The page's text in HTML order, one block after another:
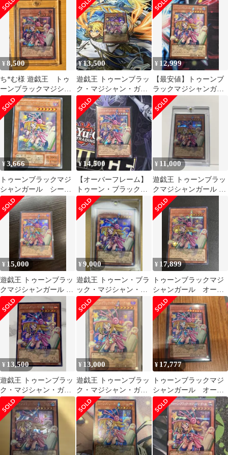
¥8,500
ち*む様 遊戯王 トゥ
ーンブラックマジシャ
ンガール オバフレ
¥13,500
遊戯王 トゥーンブラッ
ク・マジシャン・ガー
ル オーバーフレー
ム シークレット
¥ 12,999
【最安値】トゥーンブ
ラックマジシャンガー
ル オーバーフレーム
¥3,666
トゥーンブラックマジ
シャンガール シーク
レット G6-02
¥ 14,500
【オーバーフレーム】
トゥーン・ブラック・
マジシャン・ガール
¥ 11,000
遊戯王 トゥーンブラッ
クマジシャンガール オ
ーバーフレーム×1枚
¥ 15,000
遊戯王 トゥーンブラッ
クマジシャンガール オ
ーバーフレーム
¥9,000
遊戯王 トゥーン・ブラ
ック・マジシャン・ガ
ール オーバーフレー
ム
¥ 17,899
トゥーンブラックマジ
シャンガール オーバ
ーフレーム シークレ
ット シク
¥ 13,500
遊戯王 トゥーンブラッ
ク・マジシャン・ガー
ル オーバーフレー
ム シークレット
¥ 13,000
遊戯王 トゥーンブラッ
ク・マジシャン・ガー
ル オーバーフレー
ム シークレット
¥ 17,777
トゥーンブラックマジ
シャンガール オーバ
ーフレーム シークレ
ット シク